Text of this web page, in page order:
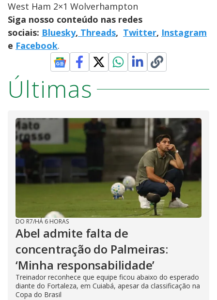
West Ham 2×1 Wolverhampton
Siga nosso conteúdo nas redes
sociais: Bluesky, Threads, Twitter, Instagram
e Facebook.
Últimas
DO R7/HÁ 6 HORAS
Abel admite falta de
concentração do Palmeiras:
‘Minha responsabilidade’
Treinador reconhece que equipe ficou abaixo do esperado
diante do Fortaleza, em Cuiabá, apesar da classificação na
Copa do Brasil